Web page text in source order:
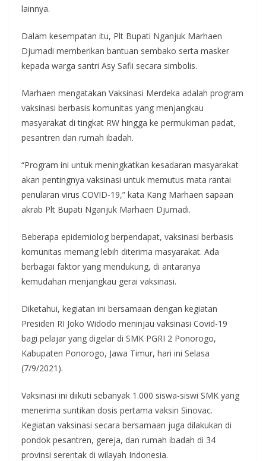
lainnya.
Dalam kesempatan itu, Plt Bupati Nganjuk Marhaen
Djumadi memberikan bantuan sembako serta masker
kepada warga santri Asy Safii secara simbolis.
Marhaen mengatakan Vaksinasi Merdeka adalah program
vaksinasi berbasis komunitas yang menjangkau
masyarakat di tingkat RW hingga ke permukiman padat,
pesantren dan rumah ibadah.
“Program ini untuk meningkatkan kesadaran masyarakat
akan pentingnya vaksinasi untuk memutus mata rantai
penularan virus COVID-19,” kata Kang Marhaen sapaan
akrab Plt Bupati Nganjuk Marhaen Djumadi.
Beberapa epidemiolog berpendapat, vaksinasi berbasis
komunitas memang lebih diterima masyarakat. Ada
berbagai faktor yang mendukung, di antaranya
kemudahan menjangkau gerai vaksinasi.
Diketahui, kegiatan ini bersamaan dengan kegiatan
Presiden RI Joko Widodo meninjau vaksinasi Covid-19
bagi pelajar yang digelar di SMK PGRI 2 Ponorogo,
Kabupaten Ponorogo, Jawa Timur, hari ini Selasa
(7/9/2021).
Vaksinasi ini diikuti sebanyak 1.000 siswa-siswi SMK yang
menerima suntikan dosis pertama vaksin Sinovac.
Kegiatan vaksinasi secara bersamaan juga dilakukan di
pondok pesantren, gereja, dan rumah ibadah di 34
provinsi serentak di wilayah Indonesia.